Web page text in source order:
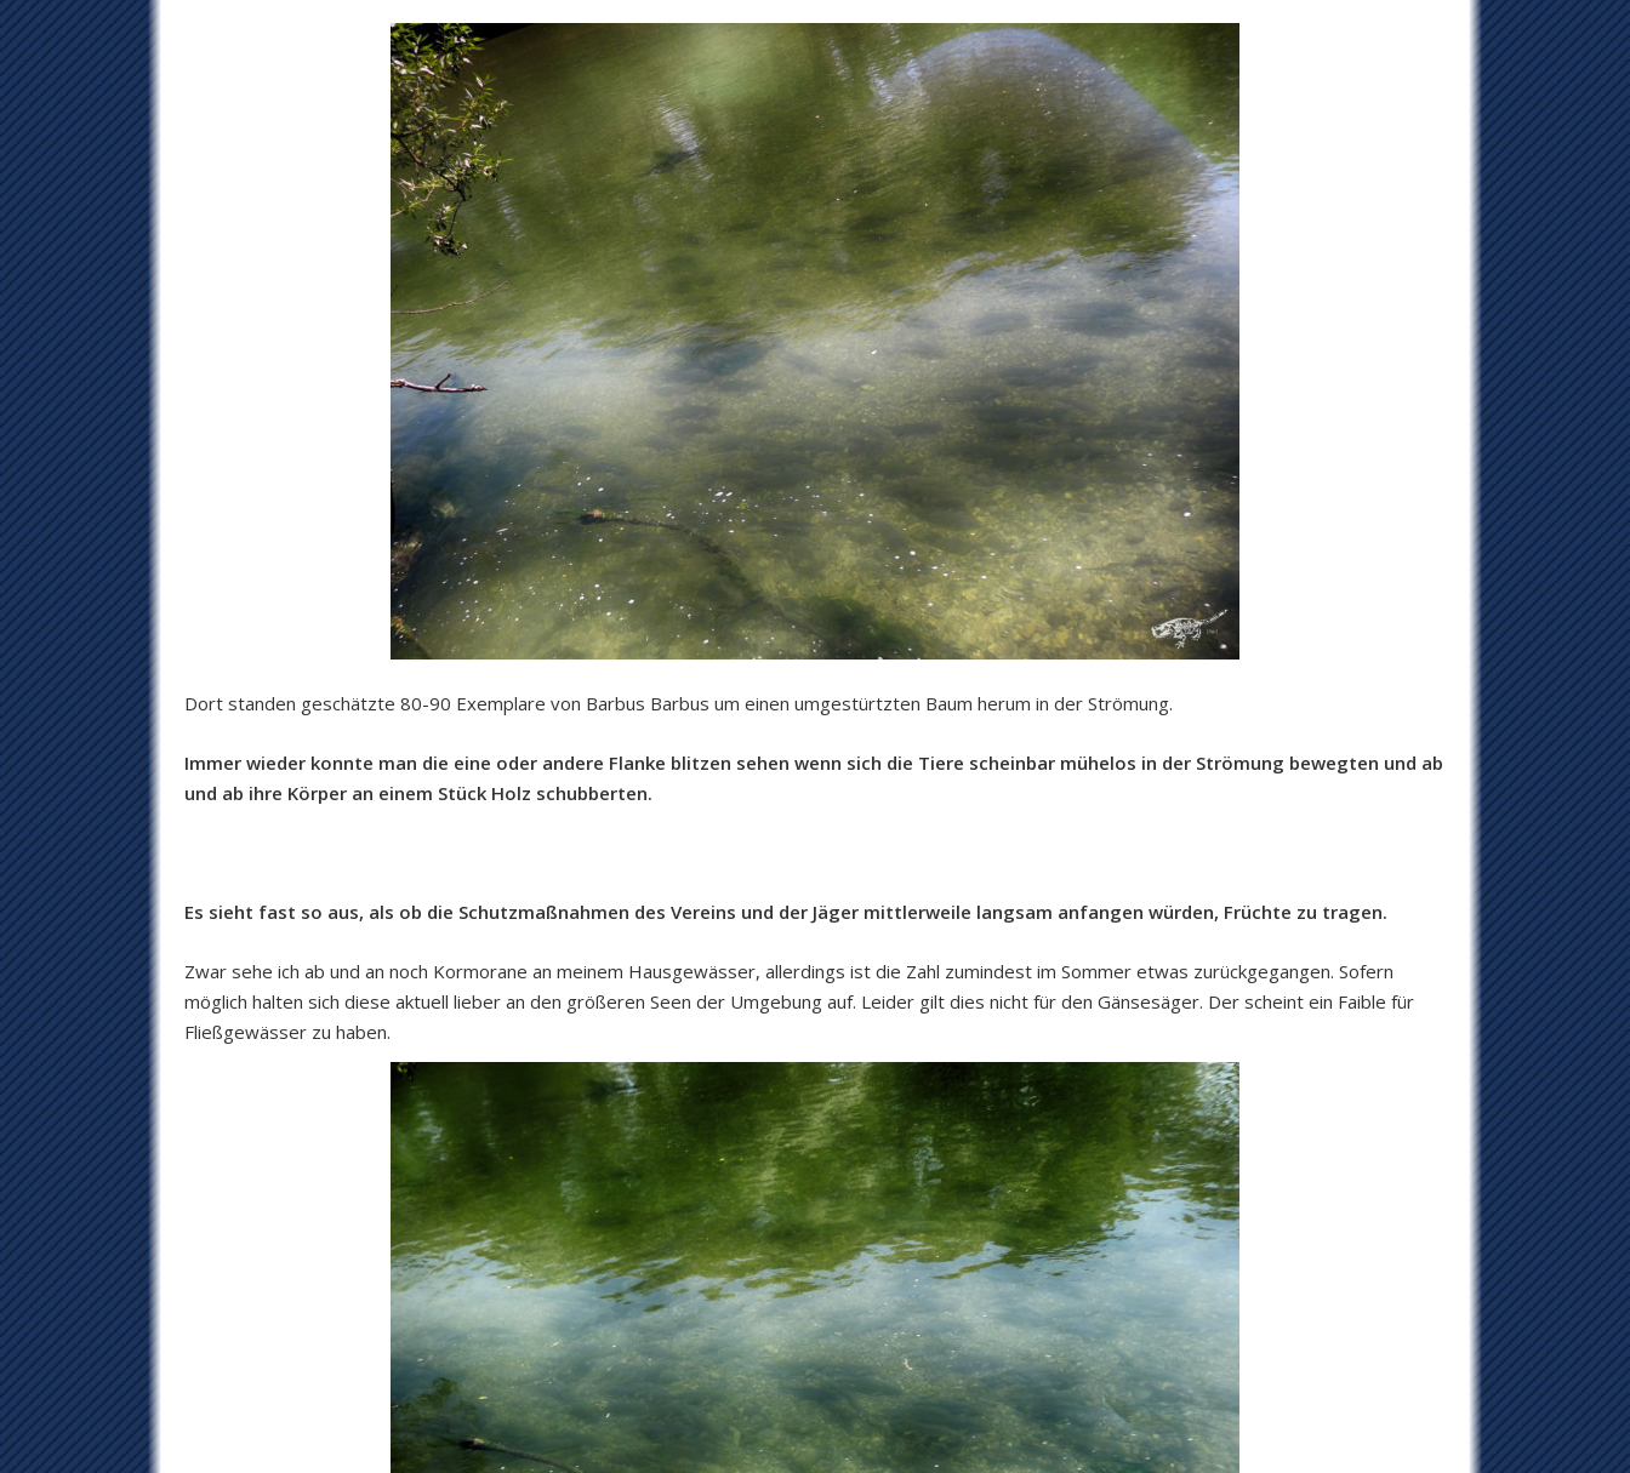
Dort standen geschätzte 80-90 Exemplare von Barbus Barbus um einen umgestürtzten Baum herum in der Strömung.
Immer wieder konnte man die eine oder andere Flanke blitzen sehen wenn sich die Tiere scheinbar mühelos in der Strömung bewegten und ab
und ab ihre Körper an einem Stück Holz schubberten.
Es sieht fast so aus, als ob die Schutzmaßnahmen des Vereins und der Jäger mittlerweile langsam anfangen würden, Früchte zu tragen.
Zwar sehe ich ab und an noch Kormorane an meinem Hausgewässer, allerdings ist die Zahl zumindest im Sommer etwas zurückgegangen. Sofern
möglich halten sich diese aktuell lieber an den größeren Seen der Umgebung auf. Leider gilt dies nicht für den Gänsesäger. Der scheint ein Faible für
Fließgewässer zu haben.